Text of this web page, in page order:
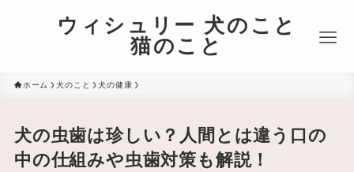
ウィシュリー 犬のこと
猫のこと
ホーム 犬のこと 犬の健康
犬の虫歯は珍しい？人間とは違う口の
中の仕組みや虫歯対策も解説！